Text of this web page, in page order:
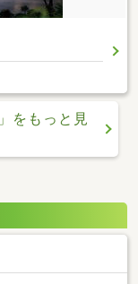
」をもっと見